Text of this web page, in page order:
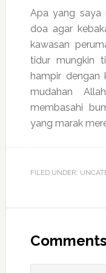
Apa yang saya
doa agar
kawasan
tidur mungkin
hampir dengan
mudahan
membasahi
yang marak
FILED UNDER:
Interactions
Comments